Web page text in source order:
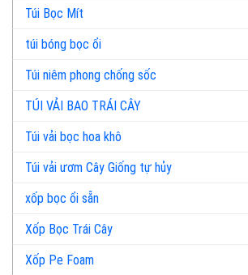
Túi Bọc Mít
túi bóng bọc ổi
Túi niêm phong chống sốc
TÚI VẢI BAO TRÁI CÂY
Túi vải bọc hoa khô
Túi vải ươm Cây Giống tự hủy
xốp bọc ổi sẵn
Xốp Bọc Trái Cây
Xốp Pe Foam